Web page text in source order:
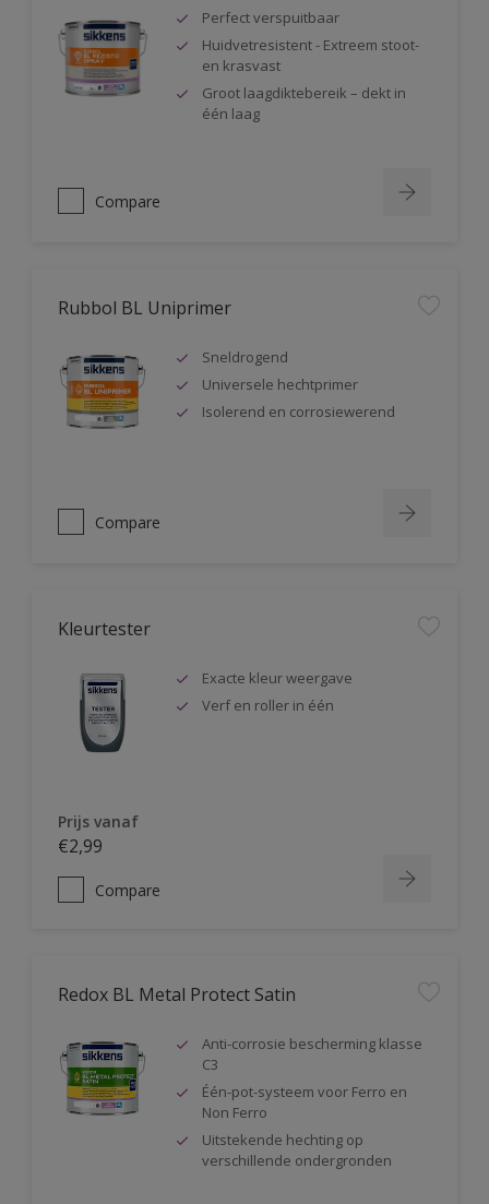
Perfect verspuitbaar
Huidvetresistent - Extreem stoot-
en krasvast
Groot laagdiktebereik – dekt in
één laag
Compare
Rubbol BL Uniprimer
Sneldrogend
Universele hechtprimer
Isolerend en corrosiewerend
Compare
Kleurtester
Exacte kleur weergave
Verf en roller in één
Prijs vanaf
€2,99
Compare
Redox BL Metal Protect Satin
Anti-corrosie bescherming klasse
C3
Één-pot-systeem voor Ferro en
Non Ferro
Uitstekende hechting op
verschillende ondergronden